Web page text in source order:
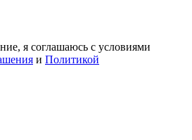
я соглашаюсь с условиями
и Политикой